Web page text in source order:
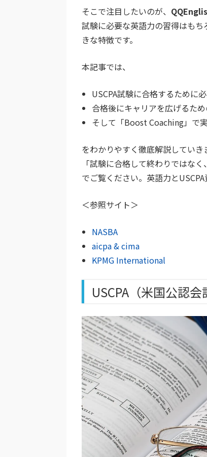
そこで注目したいのが、
試験に必要な英語力の習得はも
きな特徴です。
本記事では、
USCPA試験に合格するために
合格後にキャリアを広げるた
そして「Boost Coaching」で
をわかりやすく徹底解説していき
「試験に合格して終わりではな
でご覧ください。英語力と
＜参照サイト＞
NASBA
aicpa & cima
KPMG International
USCPA（米国公認